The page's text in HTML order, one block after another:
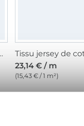
Patrouille, sable
23,14 € / m
(15,43 € / 1 m²)